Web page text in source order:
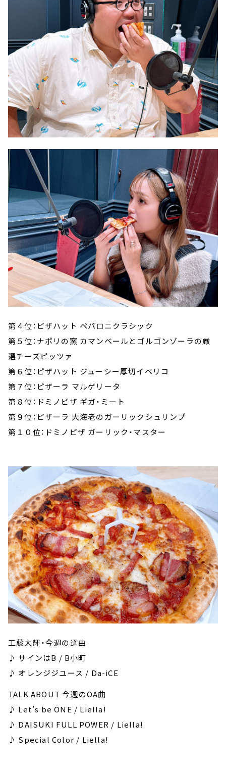
第４位：ピザハット ペパロニクラシック
第５位：ナポリの窯 カマンベールとゴルゴンゾーラの厳
選チーズピッツァ
第６位：ピザハット ジューシー厚切イベリコ
第７位：ピザーラ マルゲリータ
第８位：ドミノピザ ギガ・ミート
第９位：ピザーラ 大海老のガーリックシュリンプ
第１０位：ドミノピザ ガーリック・マスター
工藤大輝・今週の選曲
♪ サインはB / B小町
♪ オレンジジユース / Da-iCE
TALK ABOUT 今週のOA曲
♪ Let’s be ONE / Liella!
♪ DAISUKI FULL POWER / Liella!
♪ Special Color / Liella!